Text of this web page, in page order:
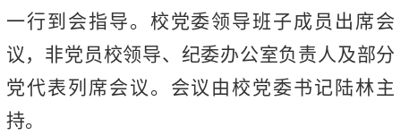
一行到会指导。校党委领导班子成员出席会
议，非党员校领导、纪委办公室负责人及部分
党代表列席会议。会议由校党委书记陆林主
持。